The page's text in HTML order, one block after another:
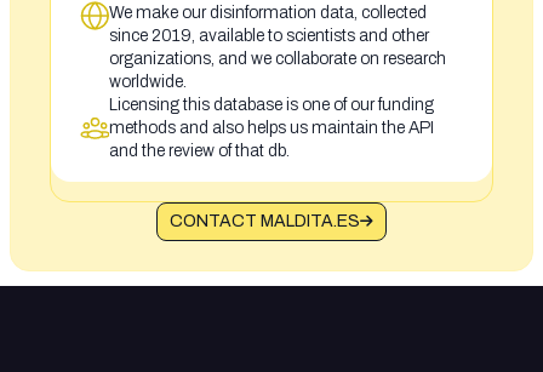
We make our disinformation data, collected
since 2019, available to scientists and other
organizations, and we collaborate on research
worldwide.
Licensing this database is one of our funding
methods and also helps us maintain the API
and the review of that db.
CONTACT MALDITA.ES